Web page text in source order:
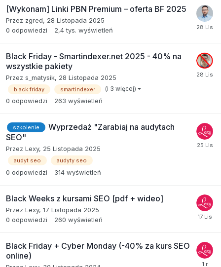
[Wykonam] Linki PBN Premium – oferta BF 2025
Przez zgred, 28 Listopada 2025
0 odpowiedzi 2,4 tys. wyświetleń
Black Friday - Smartindexer.net 2025 - 40% na
wszystkie pakiety
Przez s_matysik, 28 Listopada 2025
black friday smartindexer (i 3 więcej)
0 odpowiedzi 263 wyświetleń
szkolenie
Wyprzedaż "Zarabiaj na audytach
SEO"
Przez Lexy, 25 Listopada 2025
audyt seo audyty seo
0 odpowiedzi 314 wyświetleń
Black Weeks z kursami SEO [pdf + wideo]
Przez Lexy, 17 Listopada 2025
0 odpowiedzi 260 wyświetleń
Black Friday + Cyber Monday (-40% za kurs SEO
online)